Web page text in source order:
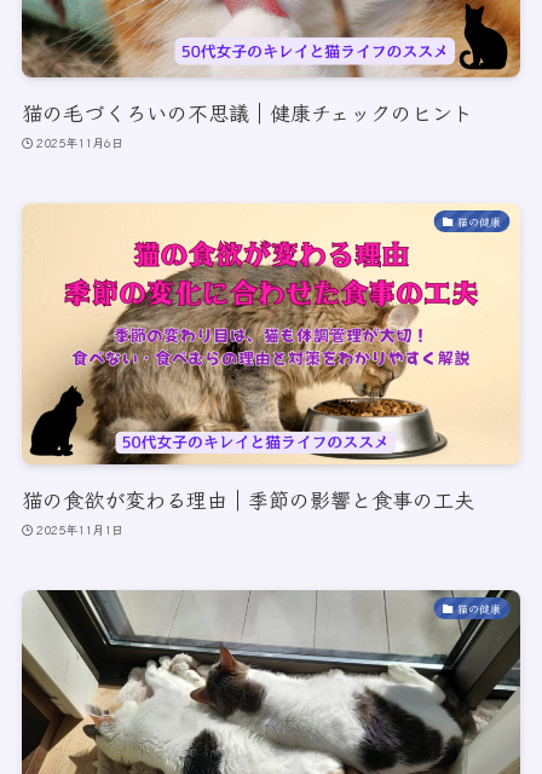
猫の毛づくろいの不思議｜健康チェックのヒント
2025年11月6日
猫の健康
猫の食欲が変わる理由｜季節の影響と食事の工夫
2025年11月1日
猫の健康